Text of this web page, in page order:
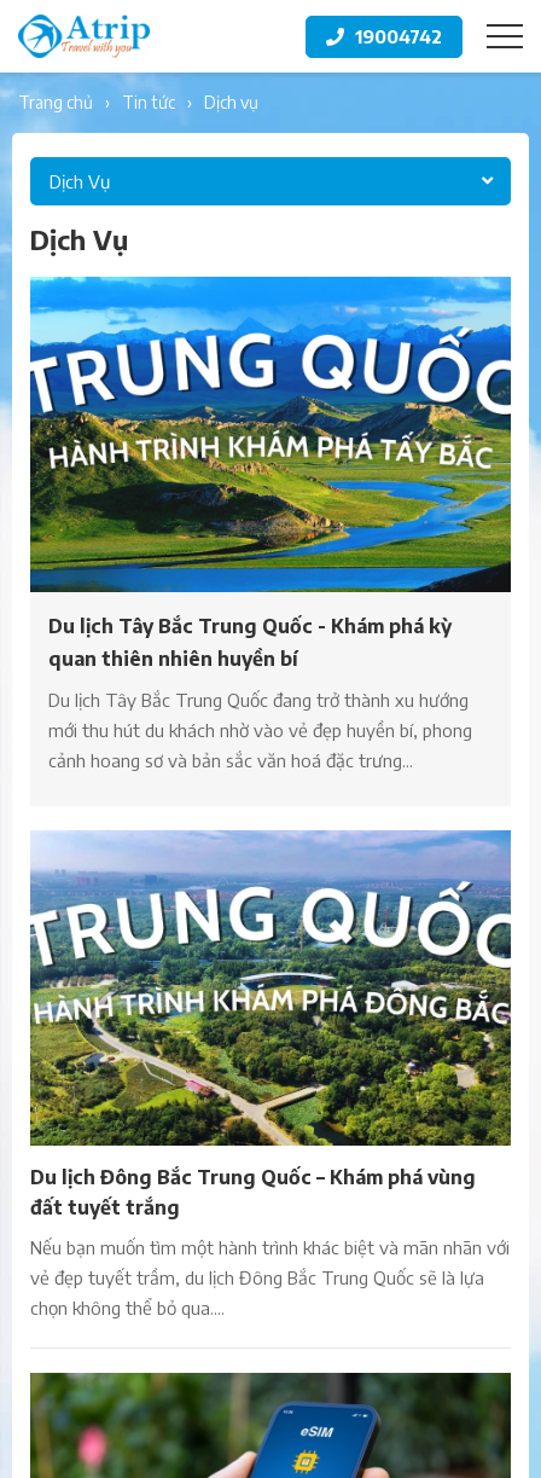
19004742
trang chủ tin tức dịch vụ
Dịch Vụ
Dịch Vụ
Du lịch Tây Bắc Trung Quốc - Khám phá kỳ
quan thiên nhiên huyền bí
Du lịch Tây Bắc Trung Quốc đang trở thành xu hướng
mới thu hút du khách nhờ vào vẻ đẹp huyền bí, phong
cảnh hoang sơ và bản sắc văn hoá đặc trưng...
Du lịch Đông Bắc Trung Quốc – Khám phá vùng
đất tuyết trắng
Nếu bạn muốn tìm một hành trình khác biệt và mãn nhãn với
vẻ đẹp tuyết trầm, du lịch Đông Bắc Trung Quốc sẽ là lựa
chọn không thể bỏ qua....